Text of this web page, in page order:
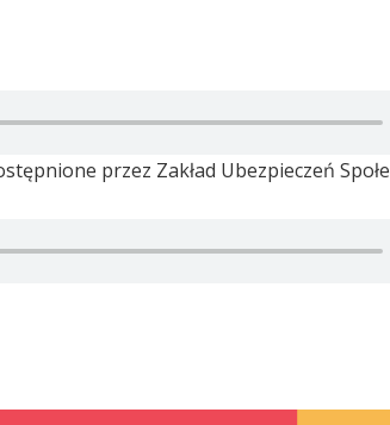
przez Zakład Ubezpieczeń